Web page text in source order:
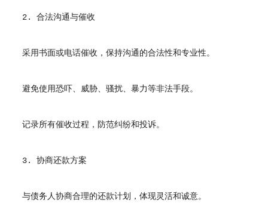
2. 合法沟通与催收
采用书面或电话催收，保持沟通的合法性和专业性。
避免使用恐吓、威胁、骚扰、暴力等非法手段。
记录所有催收过程，防范纠纷和投诉。
3. 协商还款方案
与债务人协商合理的还款计划，体现灵活和诚意。